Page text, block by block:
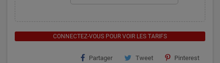
CONNECTEZ-VOUS POUR VOIR LES TARIFS
Partager Tweet Pinterest